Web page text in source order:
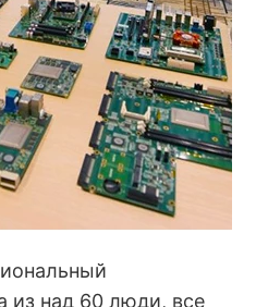
из над 60 люди, все